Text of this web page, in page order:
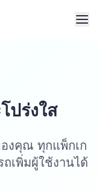
ปร่งใส
องคุณ ทุกแพ็กเก
เพิ่มผู้ใช้งานได้